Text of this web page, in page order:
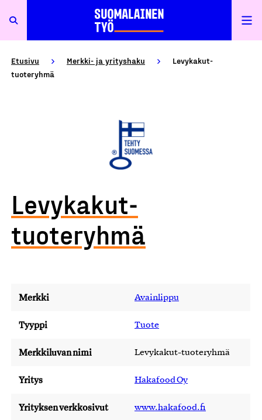
Etusivu Merkki- ja yrityshaku
Levykakut-
tuoteryhmä
Levykakut-
tuoteryhmä
Merkki Avainlippu
Tyyppi Tuote
Merkkiluvan nimi Levykakut-tuoteryhmä
Yritys Hakafood Oy
Yrityksen verkkosivut www.hakafood.fi